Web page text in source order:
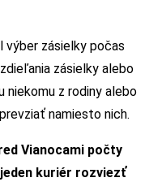
výber zásielky počas
zásielky alebo
niekomu z rodiny alebo
namiesto nich.
Vianocami počty
kuriér rozviezť